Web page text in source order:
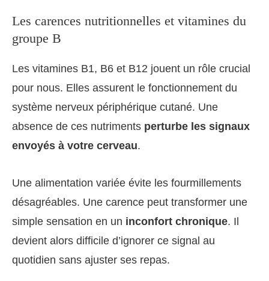
Les carences nutritionnelles et vitamines du
groupe B
Les vitamines B1, B6 et B12 jouent un rôle crucial
pour nous. Elles assurent le fonctionnement du
système nerveux périphérique cutané. Une
absence de ces nutriments perturbe les signaux
envoyés à votre cerveau.
Une alimentation variée évite les fourmillements
désagréables. Une carence peut transformer une
simple sensation en un inconfort chronique. Il
devient alors difficile d’ignorer ce signal au
quotidien sans ajuster ses repas.